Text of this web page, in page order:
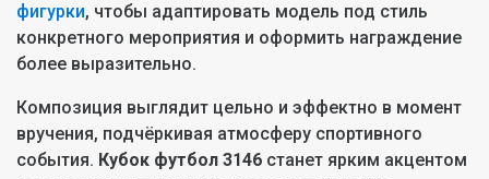
фигурки, чтобы адаптировать модель под стиль
конкретного мероприятия и оформить награждение
более выразительно.
Композиция выглядит цельно и эффектно в момент
вручения, подчёркивая атмосферу спортивного
события. Кубок футбол 3146 станет ярким акцентом